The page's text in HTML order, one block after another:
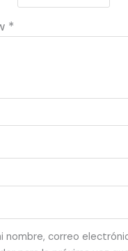
*
nombre, correo